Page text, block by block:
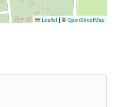
Leaflet |© OpenStreetMap